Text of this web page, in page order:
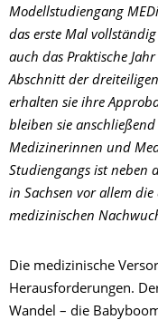
Modellstudiengang
das erste Mal
auch das Praktische
Abschnitt der
erhalten sie ihre
bleiben sie
Medizinerinnen und
Studiengangs ist neben
in Sachsen vor allem
medizinischen
Die medizinische
Herausforderungen.
Wandel – die